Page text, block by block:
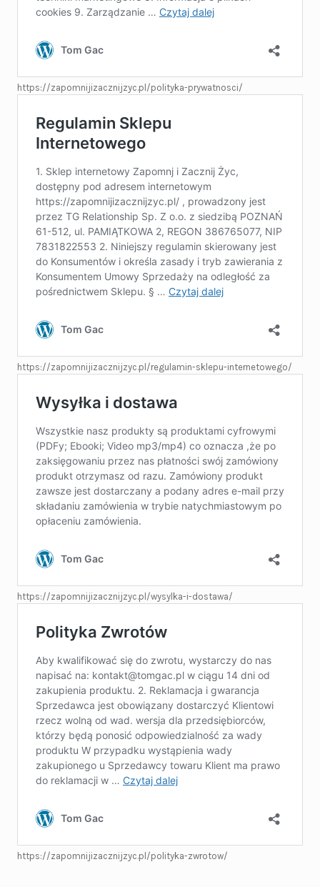
https://zapomnijizacznijzyc.pl/polityka-prywatnosci/
https://zapomnijizacznijzyc.pl/regulamin-sklepu-internetowego/
https://zapomnijizacznijzyc.pl/wysylka-i-dostawa/
https://zapomnijizacznijzyc.pl/polityka-zwrotow/